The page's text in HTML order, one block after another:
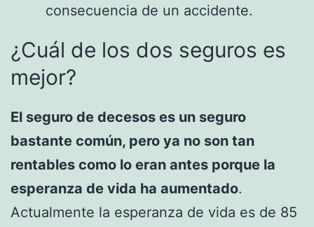
consecuencia de un accidente.
¿Cuál de los dos seguros es
mejor?
El seguro de decesos es un seguro
bastante común, pero ya no son tan
rentables como lo eran antes porque la
esperanza de vida ha aumentado.
Actualmente la esperanza de vida es de 85